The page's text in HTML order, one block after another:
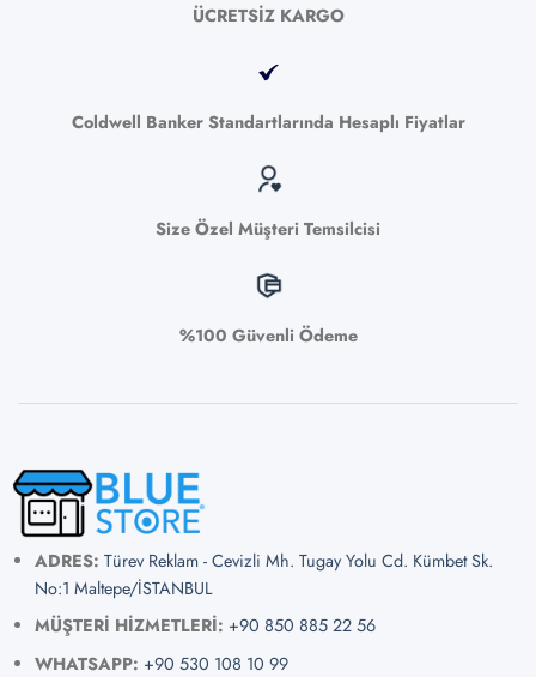
ÜCRETSİZ KARGO
Coldwell Banker Standartlarında Hesaplı Fiyatlar
Size Özel Müşteri Temsilcisi
%100 Güvenli Ödeme
ADRES: Türev Reklam - Cevizli Mh. Tugay Yolu Cd. Kümbet Sk.
No:1 Maltepe/İSTANBUL
MÜŞTERİ HİZMETLERİ: +90 850 885 22 56
WHATSAPP: +90 530 108 10 99